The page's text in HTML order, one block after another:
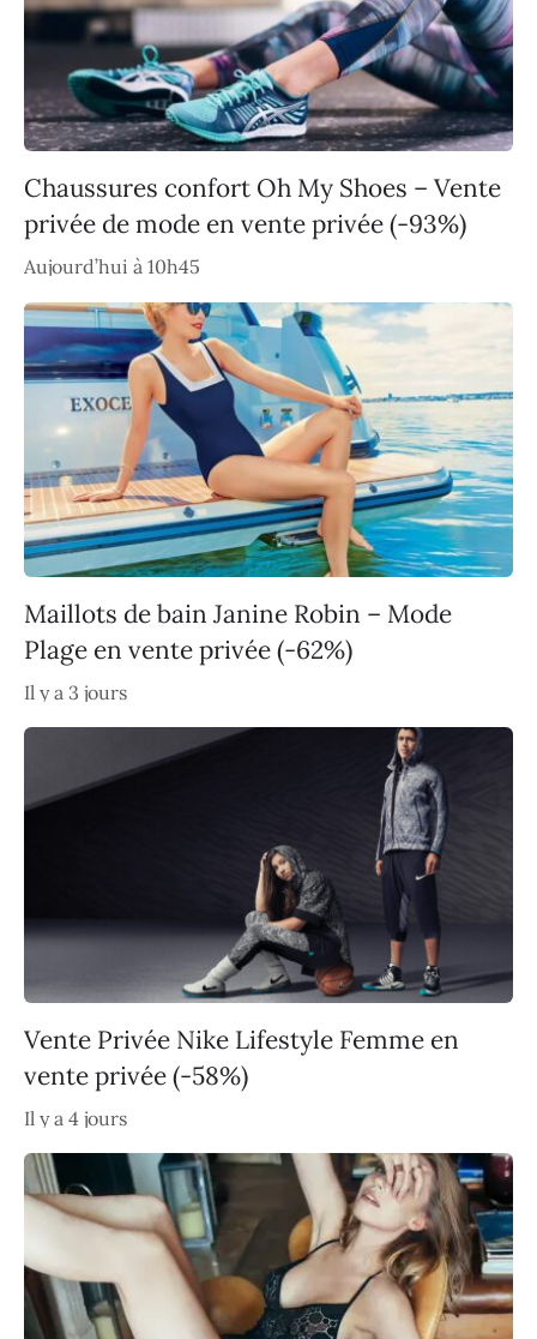
Chaussures confort Oh My Shoes – Vente
privée de mode en vente privée (-93%)
Aujourd’hui à 10h45
Maillots de bain Janine Robin – Mode
Plage en vente privée (-62%)
Il y a 3 jours
Vente Privée Nike Lifestyle Femme en
vente privée (-58%)
Il y a 4 jours